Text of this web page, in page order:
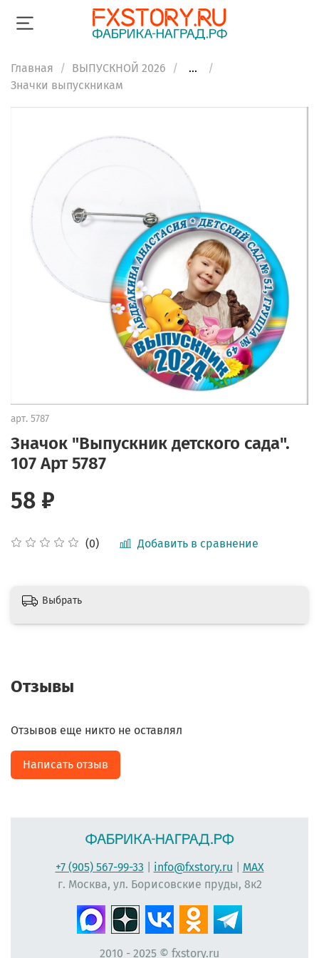
Главная ВЫПУСКНОЙ 2026
...
Значки выпускникам
арт. 5787
Значок "Выпускник детского сада".
107 Арт 5787
(0) Добавить в сравнение
58 ₽
Выбрать
Отзывы
Отзывов еще никто не оставлял
Написать отзыв
+7 (905) 567-99-33 info@fxstory.ru
MAX
г. Москва, ул. Борисовские пруды, 8к2
2010 - 2025 © fxstory.ru